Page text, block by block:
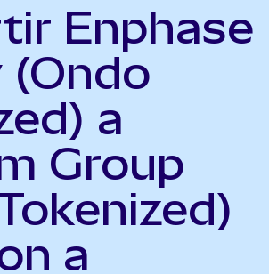
Enphase
(Ondo
a
Group
a